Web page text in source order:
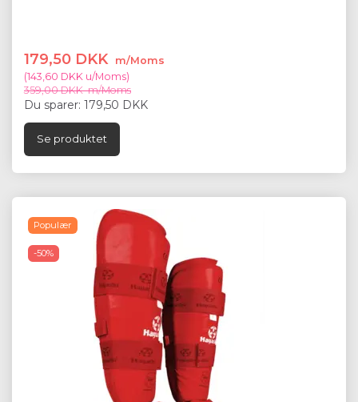
179,50 DKK m/Moms
(143,60 DKK u/Moms)
359,00 DKKm/Moms
Du sparer: 179,50 DKK
Se produktet
Populær
-50%